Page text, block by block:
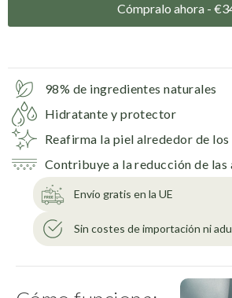
Cómpralo ahora - €
98% de ingredientes naturales
Hidratante y protector
Reafirma la piel alrededor de los
Contribuye a la reducción de las
Envío gratis en la UE
Sin costes de importación ni